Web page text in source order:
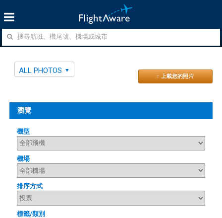
ALL PHOTOS
↑ 上載您的照片
瀏覽
機型
機場
排序方式
標籤/類別